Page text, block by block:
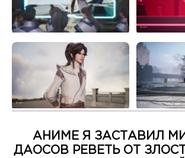
АНИМЕ Я ЗАСТАВИЛ
ДАОСОВ РЕВЕТЬ ОТ